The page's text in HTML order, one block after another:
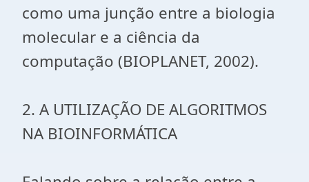
como uma junção entre a biologia
molecular e a ciência da
computação (BIOPLANET, 2002).
2. A UTILIZAÇÃO DE ALGORITMOS
NA BIOINFORMÁTICA